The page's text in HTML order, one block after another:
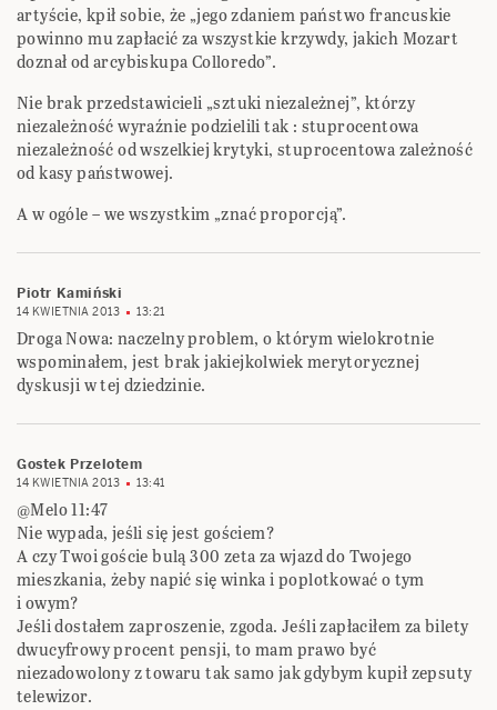
artyście, kpił sobie, że „jego zdaniem państwo francuskie
powinno mu zapłacić za wszystkie krzywdy, jakich Mozart
doznał od arcybiskupa Colloredo”.
Nie brak przedstawicieli „sztuki niezależnej”, którzy
niezależność wyraźnie podzielili tak : stuprocentowa
niezależność od wszelkiej krytyki, stuprocentowa zależność
od kasy państwowej.
A w ogóle – we wszystkim „znać proporcją”.
Piotr Kamiński
14 KWIETNIA 2013 13:21
Droga Nowa: naczelny problem, o którym wielokrotnie
wspominałem, jest brak jakiejkolwiek merytorycznej
dyskusji w tej dziedzinie.
Gostek Przelotem
14 KWIETNIA 2013 13:41
@Melo 11:47
Nie wypada, jeśli się jest gościem?
A czy Twoi goście bulą 300 zeta za wjazd do Twojego
mieszkania, żeby napić się winka i poplotkować o tym
i owym?
Jeśli dostałem zaproszenie, zgoda. Jeśli zapłaciłem za bilety
dwucyfrowy procent pensji, to mam prawo być
niezadowolony z towaru tak samo jak gdybym kupił zepsuty
telewizor.